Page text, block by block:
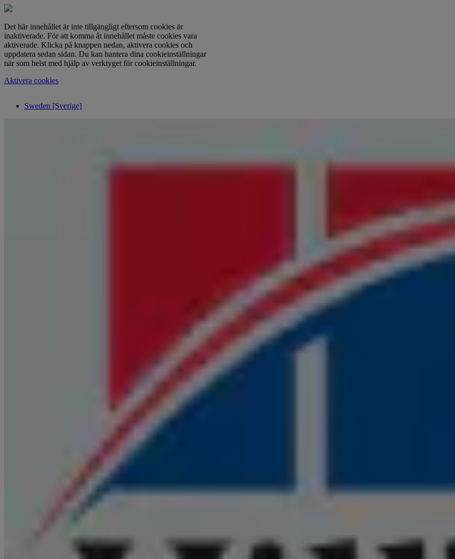
Det här innehållet är inte tillgängligt eftersom cookies är
inaktiverade. För att komma åt innehållet måste cookies vara
aktiverade. Klicka på knappen nedan, aktivera cookies och
uppdatera sedan sidan. Du kan hantera dina cookieinställningar
när som helst med hjälp av verktyget för cookieinställningar.
Aktivera cookies
Sweden [Sverige]